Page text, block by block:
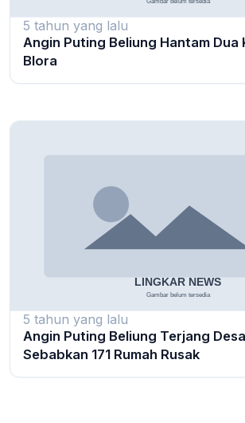
5 tahun yang lalu
Angin Puting Beliung Hantam Dua
Blora
5 tahun yang lalu
Angin Puting Beliung Terjang
Sebabkan 171 Rumah Rusak